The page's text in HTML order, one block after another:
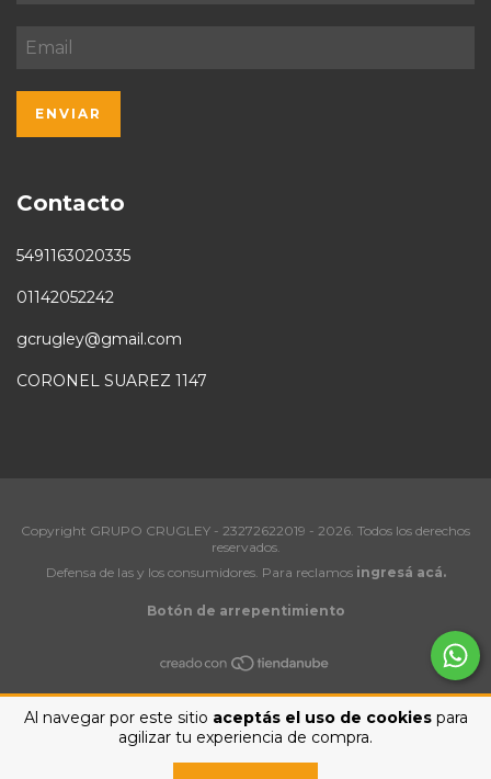
Al navegar por este sitio aceptás el uso de cookiespara
agilizar tu experiencia de compra.
Contacto
5491163020335
01142052242
gcrugley@gmail.com
CORONEL SUAREZ 1147
Copyright GRUPO CRUGLEY - 23272622019 - 2026. Todos los derechos
reservados.
Defensa de las y los consumidores. Para reclamos ingresá acá.
Botón de arrepentimiento